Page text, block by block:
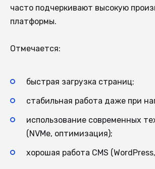
часто подчеркивают высокую
платформы.
Отмечается:
быстрая загрузка страниц;
стабильная работа даже при
использование современных
(NVMe, оптимизация);
хорошая работа CMS